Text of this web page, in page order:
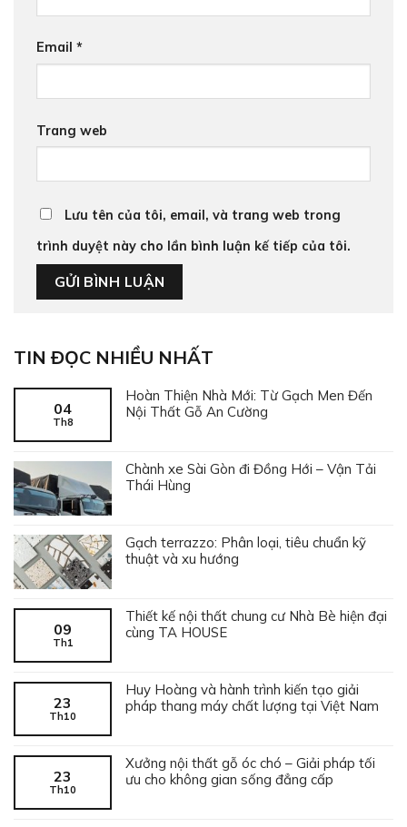
Email *
Trang web
Lưu tên của tôi, email, và trang web trong
trình duyệt này cho lần bình luận kế tiếp của tôi.
TIN ĐỌC NHIỀU NHẤT
04
Th8
Hoàn Thiện Nhà Mới: Từ Gạch Men Đến
Nội Thất Gỗ An Cường
Chành xe Sài Gòn đi Đồng Hới – Vận Tải
Thái Hùng
Gạch terrazzo: Phân loại, tiêu chuẩn kỹ
thuật và xu hướng
09
Th1
Thiết kế nội thất chung cư Nhà Bè hiện đại
cùng TA HOUSE
23
Th10
Huy Hoàng và hành trình kiến tạo giải
pháp thang máy chất lượng tại Việt Nam
23
Th10
Xưởng nội thất gỗ óc chó – Giải pháp tối
ưu cho không gian sống đẳng cấp